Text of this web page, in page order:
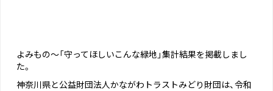
よみもの～「守ってほしいこんな緑地」集計結果を掲載しまし
た。
神奈川県と公益財団法人かながわトラストみどり財団は、令和